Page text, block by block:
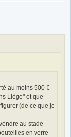
au moins 500 €
Liège" et que
(de ce que je
au stade
en verre